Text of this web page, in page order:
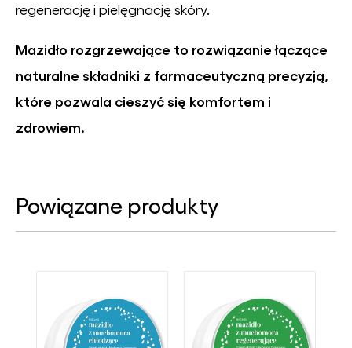
regenerację i pielęgnację skóry.
Mazidło rozgrzewające to rozwiązanie łączące
naturalne składniki z farmaceutyczną precyzją,
które pozwala cieszyć się komfortem i
zdrowiem.
Powiązane produkty